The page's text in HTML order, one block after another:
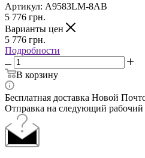
Артикул: A9583LM-8AB
5 776 грн.
Варианты цен
5 776 грн.
Подробности
В корзину
Бесплатная доставка Новой
Отправка на следующий рабочий